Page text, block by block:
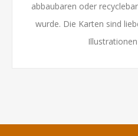
abbaubaren oder
wurde. Die Karten sind